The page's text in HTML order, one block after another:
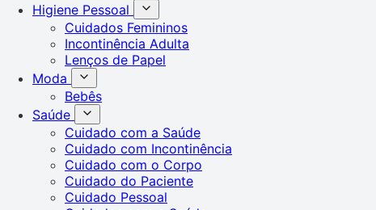
Higiene Pessoal
Cuidados Femininos
Incontinência Adulta
Lenços de Papel
Moda
Bebês
Saúde
Cuidado com a Saúde
Cuidado com Incontinência
Cuidado com o Corpo
Cuidado do Paciente
Cuidado Pessoal